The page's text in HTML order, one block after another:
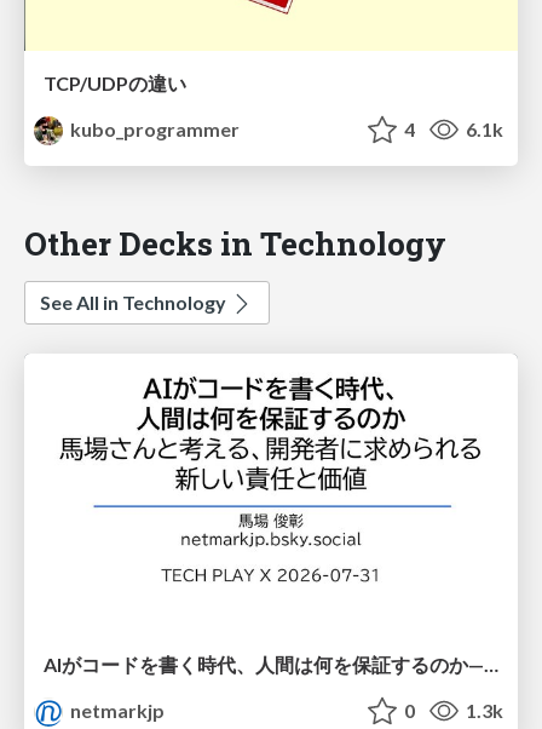
TCP/UDPの違い
kubo_programmer
4 6.1k
Other Decks in Technology
See All in Technology
netmarkjp
0 1.3k